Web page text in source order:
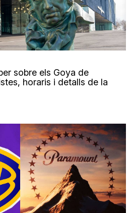
sobre els Goya de
horaris i detalls de la